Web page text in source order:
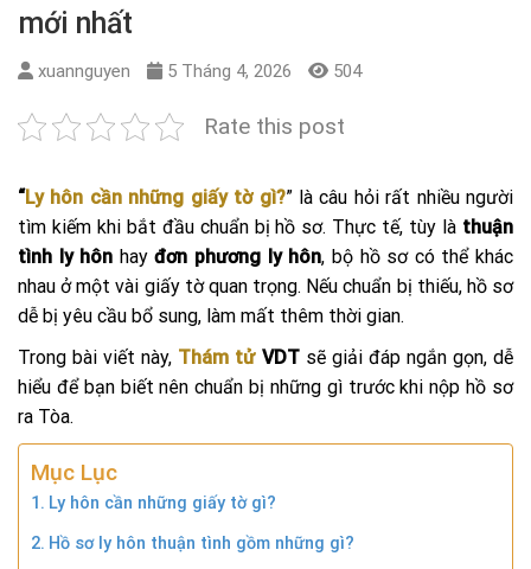
mới nhất
xuannguyen 5 Tháng 4, 2026 504
Rate this post
“Ly hôn cần những giấy tờ gì?” là câu hỏi rất nhiều người
tìm kiếm khi bắt đầu chuẩn bị hồ sơ. Thực tế, tùy là thuận
tình ly hôn hayđơn phương ly hôn, bộ hồ sơ có thể khác
nhau ở một vài giấy tờ quan trọng. Nếu chuẩn bị thiếu, hồ sơ
dễ bị yêu cầu bổ sung, làm mất thêm thời gian.
Trong bài viết này, Thám tửVDTsẽ giải đáp ngắn gọn, dễ
hiểu để bạn biết nên chuẩn bị những gì trước khi nộp hồ sơ
ra Tòa.
Mục Lục
Ly hôn cần những giấy tờ gì?
Hồ sơ ly hôn thuận tình gồm những gì?